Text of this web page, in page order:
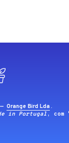
—Orange Bird Lda .
in Portugal , com